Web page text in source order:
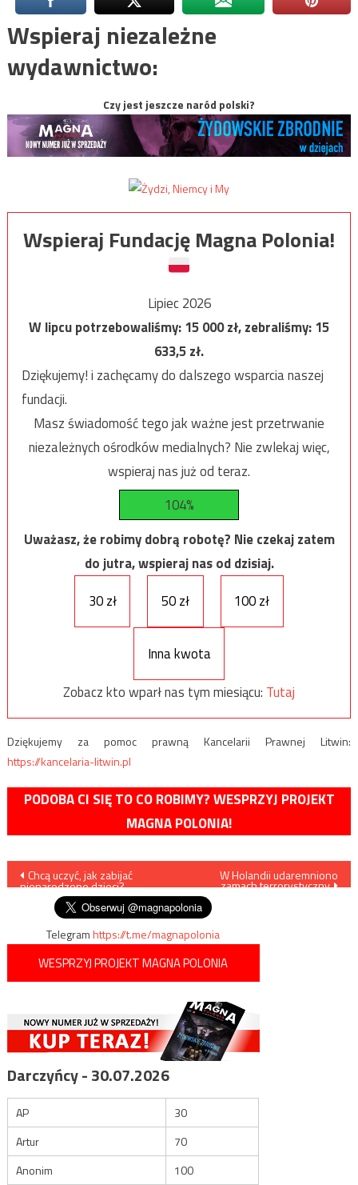
Wspieraj niezależne
wydawnictwo:
Czy jest jeszcze naród polski?
Wspieraj Fundację Magna Polonia!
Lipiec 2026
W lipcu potrzebowaliśmy:15 000zł, zebraliśmy:15
633,5zł.
Dziękujemy! i zachęcamy do dalszego wsparcia naszej
fundacji.
Masz świadomość tego jak ważne jest przetrwanie
niezależnych ośrodków medialnych? Nie zwlekaj więc,
wspieraj nas już od teraz.
104%
Uważasz, że robimy dobrą robotę? Nie czekaj zatem
do jutra, wspieraj nas od dzisiaj.
30 zł
50 zł 100 zł
Inna kwota
Zobacz kto wparł nas tym miesiącu: Tutaj
Dziękujemy za pomoc prawną Kancelarii Prawnej Litwin:
https://kancelaria-litwin.pl
PODOBA CI SIĘ TO CO ROBIMY? WESPRZYJ PROJEKT
MAGNA POLONIA!
Nawigacja
wpisu
Chcą uczyć, jak zabijać
nienarodzone dzieci?
W Holandii udaremniono
zamach terrorystyczny
Telegramhttps://t.me/magnapolonia
WESPRZYJ PROJEKT MAGNA POLONIA
Darczyńcy - 30.07.2026
AP
30
Artur
70
Anonim
100